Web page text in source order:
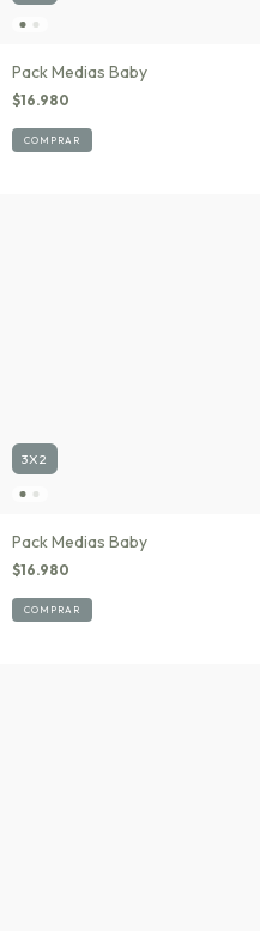
Pack Medias Baby
$16.980
COMPRAR
3X2
Pack Medias Baby
$16.980
COMPRAR